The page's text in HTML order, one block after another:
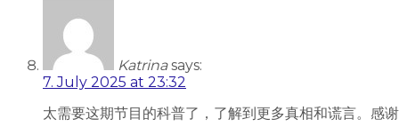
Katrina says:
7. July 2025 at 23:32
太需要这期节目的科普了，了解到更多真相和谎言。感